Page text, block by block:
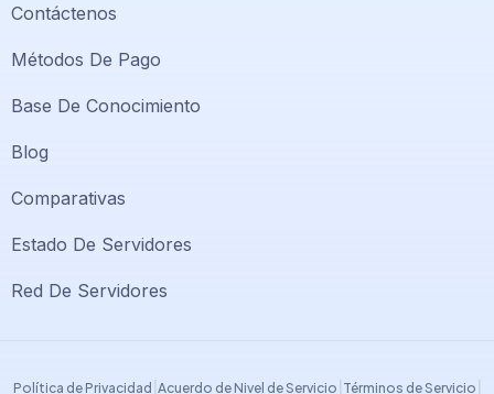
Contáctenos
Métodos De Pago
Base De Conocimiento
Blog
Comparativas
Estado De Servidores
Red De Servidores
Política de Privacidad Acuerdo de Nivel de Servicio Términos de Servicio